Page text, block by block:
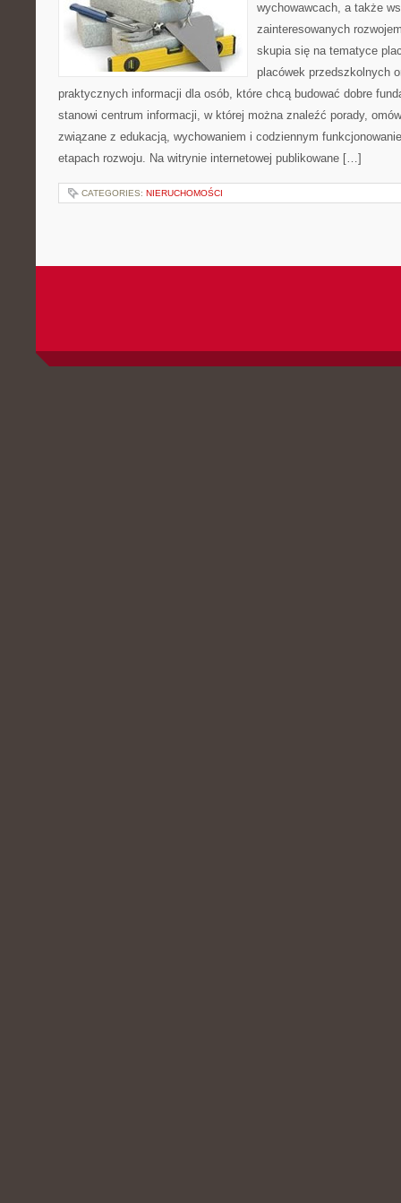
wychowawcach, a także
zainteresowanych
skupia się na tematyce
placówek przedszkolnych
praktycznych informacji dla osób, które chcą budować dobre
stanowi centrum informacji, w której można znaleźć porady,
związane z edukacją, wychowaniem i codziennym
etapach rozwoju. Na witrynie internetowej publikowane […]
CATEGORIES: NIERUCHOMOŚCI